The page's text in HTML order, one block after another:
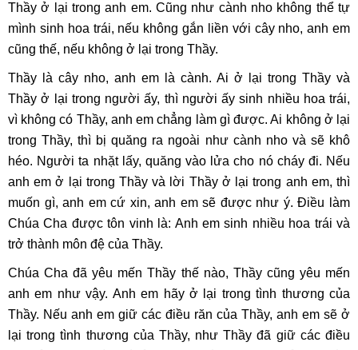
Thầy ở lại trong anh em. Cũng như cành nho không thể tự
mình sinh hoa trái, nếu không gắn liền với cây nho, anh em
cũng thế, nếu không ở lại trong Thầy.
Thầy là cây nho, anh em là cành. Ai ở lại trong Thầy và
Thầy ở lại trong người ấy, thì người ấy sinh nhiều hoa trái,
vì không có Thầy, anh em chẳng làm gì được. Ai không ở lại
trong Thầy, thì bị quăng ra ngoài như cành nho và sẽ khô
héo. Người ta nhặt lấy, quăng vào lửa cho nó cháy đi. Nếu
anh em ở lại trong Thầy và lời Thầy ở lại trong anh em, thì
muốn gì, anh em cứ xin, anh em sẽ được như ý. Điều làm
Chúa Cha được tôn vinh là: Anh em sinh nhiều hoa trái và
trở thành môn đệ của Thầy.
Chúa Cha đã yêu mến Thầy thế nào, Thầy cũng yêu mến
anh em như vậy. Anh em hãy ở lại trong tình thương của
Thầy. Nếu anh em giữ các điều răn của Thầy, anh em sẽ ở
lại trong tình thương của Thầy, như Thầy đã giữ các điều